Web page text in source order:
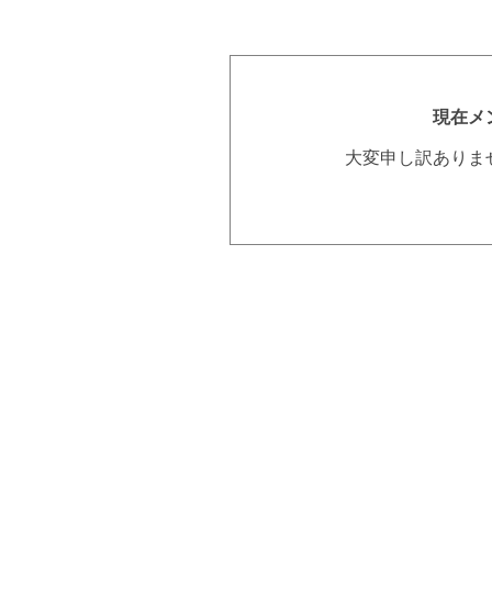
現在メ
大変申し訳あり